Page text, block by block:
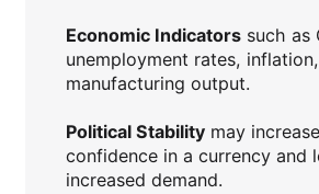
Economic Indicatorssuch as
unemployment rates,
manufacturing output.
Political Stabilitymay
confidence in a currency and
increased demand.